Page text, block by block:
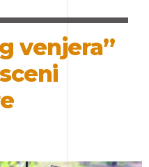
venjera”